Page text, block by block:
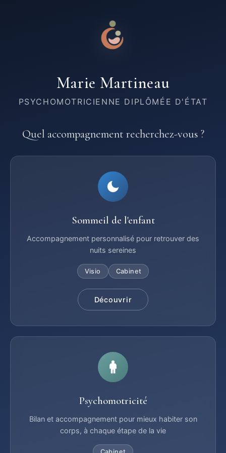
Marie Martineau
PSYCHOMOTRICIENNE DIPLÔMÉE D'ÉTAT
Quel accompagnement recherchez-vous ?
Sommeil de l'enfant
Accompagnement personnalisé pour retrouver des
nuits sereines
Visio Cabinet
Découvrir
Psychomotricité
Bilan et accompagnement pour mieux habiter son
corps, à chaque étape de la vie